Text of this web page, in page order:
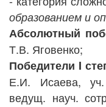
образованием и
Абсолютный
Т.В. Яговенко;
Победители I
Е.И. Исаева,
ведущ. науч.